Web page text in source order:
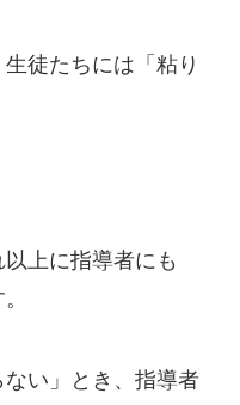
徒たちには「粘り
上に指導者にも
い」とき、指導者